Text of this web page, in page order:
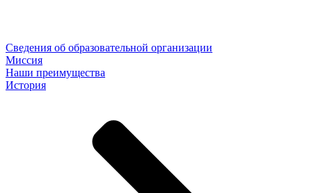
Сведения об образовательной организации
Миссия
Наши преимущества
История